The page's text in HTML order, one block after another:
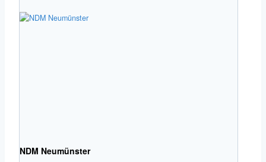
NDM Neumünster